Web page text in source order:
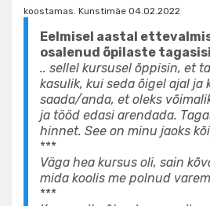
koostamas. Kunstimäe 04.02.2022
Eelmisel aastal
osalenud õpilaste
.. sellel kursusel õppisin, et
kasulik, kui seda õigel ajal ja
saada/anda, et oleks
ja tööd edasi arendada.
hinnet. See on minu jaoks
***
Väga hea kursus oli, sain
mida koolis me polnud
***